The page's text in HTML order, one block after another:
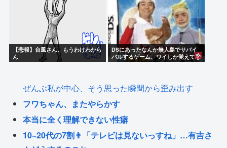
【悲報】台風さん、もうわけわから
ん
DSにあったなんか無人島でサバイ
バルするゲーム、ワイしか覚えてな
い…
ぜんぶ私が中心、そう思った瞬間から歪み出す
フワちゃん、またやらかす
本当に全く理解できない性癖
10~20代の7割👨「テレビは見ないっすね」…有吉さ